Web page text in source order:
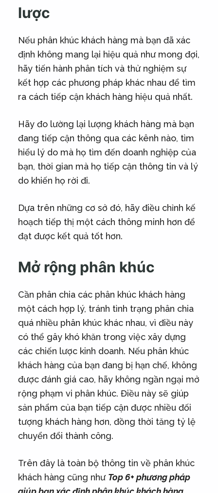
lược
Nếu phân khúc khách hàng mà bạn đã xác
định không mang lại hiệu quả như mong đợi,
hãy tiến hành phân tích và thử nghiệm sự
kết hợp các phương pháp khác nhau để tìm
ra cách tiếp cận khách hàng hiệu quả nhất.
Hãy đo lường lại lượng khách hàng mà bạn
đang tiếp cận thông qua các kênh nào, tìm
hiểu lý do mà họ tìm đến doanh nghiệp của
bạn, thời gian mà họ tiếp cận thông tin và lý
do khiến họ rời đi.
Dựa trên những cơ sở đó, hãy điều chỉnh kế
hoạch tiếp thị một cách thông minh hơn để
đạt được kết quả tốt hơn.
Mở rộng phân khúc
Cần phân chia các phân khúc khách hàng
một cách hợp lý, tránh tình trạng phân chia
quá nhiều phân khúc khác nhau, vì điều này
có thể gây khó khăn trong việc xây dựng
các chiến lược kinh doanh. Nếu phân khúc
khách hàng của bạn đang bị hạn chế, không
được đánh giá cao, hãy không ngần ngại mở
rộng phạm vi phân khúc. Điều này sẽ giúp
sản phẩm của bạn tiếp cận được nhiều đối
tượng khách hàng hơn, đồng thời tăng tỷ lệ
chuyển đổi thành công.
Trên đây là toàn bộ thông tin về phân khúc
khách hàng cũng như Top 6+ phương pháp